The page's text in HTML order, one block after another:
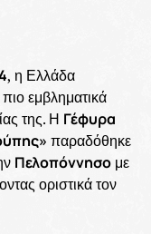
, η Ελλάδα
εμβληματικά
της. Η Γέφυρα
παραδόθηκε
Πελοπόννησομε
οριστικά τον